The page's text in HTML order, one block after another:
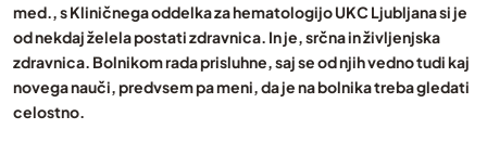
med., s Kliničnega oddelka za hematologijo UKC Ljubljana si je
od nekdaj želela postati zdravnica. In je, srčna in življenjska
zdravnica. Bolnikom rada prisluhne, saj se od njih vedno tudi kaj
novega nauči, predvsem pa meni, da je na bolnika treba gledati
celostno.